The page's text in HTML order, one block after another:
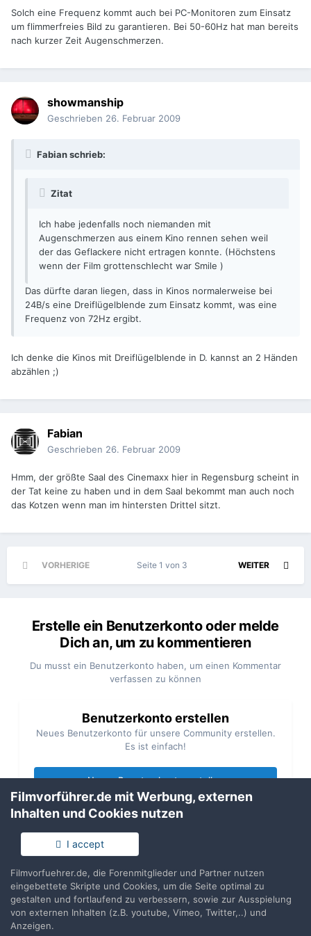
Solch eine Frequenz kommt auch bei PC-Monitoren zum Einsatz
um flimmerfreies Bild zu garantieren. Bei 50-60Hz hat man bereits
nach kurzer Zeit Augenschmerzen.
showmanship
Geschrieben 26. Februar 2009
Fabian schrieb:
Zitat
Ich habe jedenfalls noch niemanden mit
Augenschmerzen aus einem Kino rennen sehen weil
der das Geflackere nicht ertragen konnte. (Höchstens
wenn der Film grottenschlecht war Smile )
Das dürfte daran liegen, dass in Kinos normalerweise bei
24B/s eine Dreiflügelblende zum Einsatz kommt, was eine
Frequenz von 72Hz ergibt.
Ich denke die Kinos mit Dreiflügelblende in D. kannst an 2 Händen
abzählen ;)
Fabian
Geschrieben 26. Februar 2009
Hmm, der größte Saal des Cinemaxx hier in Regensburg scheint in
der Tat keine zu haben und in dem Saal bekommt man auch noch
das Kotzen wenn man im hintersten Drittel sitzt.
VORHERIGE WEITER
Seite 1 von 3
Erstelle ein Benutzerkonto oder melde
Dich an, um zu kommentieren
Du musst ein Benutzerkonto haben, um einen Kommentar
verfassen zu können
Benutzerkonto erstellen
Neues Benutzerkonto für unsere Community erstellen.
Es ist einfach!
Neues Benutzerkonto erstellen
Du hast bereits ein Benutzerkonto? Melde Dich hier an.
Jetzt anmelden
Filmvorführer.de mit Werbung, externen
Inhalten und Cookies nutzen
I accept
Filmvorfuehrer.de, die Forenmitglieder und Partner nutzen
eingebettete Skripte und Cookies, um die Seite optimal zu
gestalten und fortlaufend zu verbessern, sowie zur Ausspielung
von externen Inhalten (z.B. youtube, Vimeo, Twitter,..) und
Anzeigen.